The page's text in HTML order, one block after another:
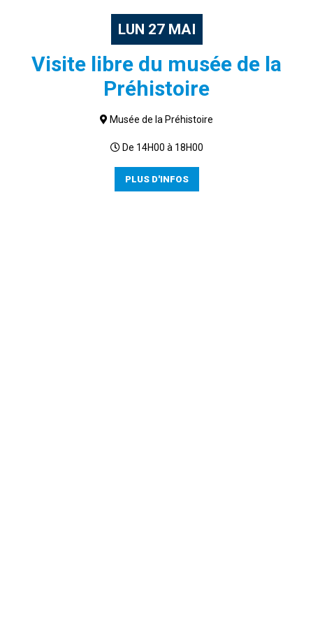
LUN 27 MAI
Visite libre du musée de la
Préhistoire
Musée de la Préhistoire
De 14H00 à 18H00
PLUS D'INFOS